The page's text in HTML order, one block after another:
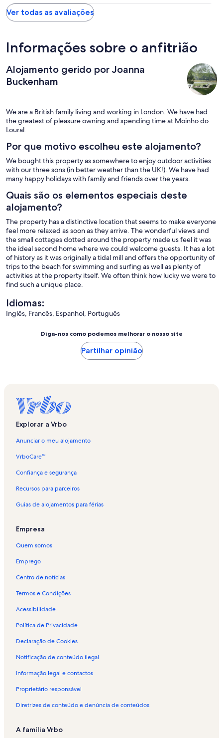
of restaurants & bars, well-stocked food shops and charming
sandy beaches). You'll be lucky to see more than one or two
fishing boats row past in a whole day! The main terrace offers
been renovated, internally and externally to a super-modern
standard, surrounded by lawn and shrubberies and climbing
landscape of cork trees, pines, mimosa and oleanders. The main
house, at the top of a small hill, is flooded with light and boasts a
very spacious, oak-beamed social / dining area opening out
onto the main terrace. The other buildings are the Pool Cottage,
course, the natty "Studio", converted specifically to provide
some independence for the teenagers. Each one of these has
its own terrace, its own views, its own character. Leisure and
service, a jetty, table football and the latest must-have, a pizza
oven. And masses more. During the day, a herd of melodious
cattle graze past on the opposite bank of the river, their bells
clunking; in early evening, formations of white birds skim the
river surface on their way home. That's a whole day's action. Our
group had a fantastic time, watching the river, reading, walking
and doing loads of cooking. The only thing we had to worry
about all week was the lack of a lettuce drier ! The owners have
since put that one right.
Ver todas as avaliações
Informações sobre o anfitrião
Alojamento gerido por Joanna
Buckenham
We are a British family living and working in London. We have had
the greatest of pleasure owning and spending time at Moinho do
Loural.
Por que motivo escolheu este alojamento?
We bought this property as somewhere to enjoy outdoor activities
with our three sons (in better weather than the UK!). We have had
many happy holidays with family and friends over the years.
Quais são os elementos especiais deste
alojamento?
The property has a distinctive location that seems to make everyone
feel more relaxed as soon as they arrive. The wonderful views and
the small cottages dotted around the property made us feel it was
the ideal second home where we could welcome guests. It has a lot
of history as it was originally a tidal mill and offers the opportunity of
trips to the beach for swimming and surfing as well as plenty of
activities at the property itself. We often think how lucky we were to
find such a unique place.
Idiomas:
Inglês, Francês, Espanhol, Português
Diga-nos como podemos melhorar o nosso site
Partilhar opinião
Explorar a Vrbo
Anunciar o meu alojamento
VrboCare™
Confiança e segurança
Recursos para parceiros
Guias de alojamentos para férias
Empresa
Quem somos
Emprego
Centro de notícias
Termos e Condições
Acessibilidade
Política de Privacidade
Declaração de Cookies
Notificação de conteúdo ilegal
Informação legal e contactos
Proprietário responsável
Diretrizes de conteúdo e denúncia de conteúdos
A família Vrbo